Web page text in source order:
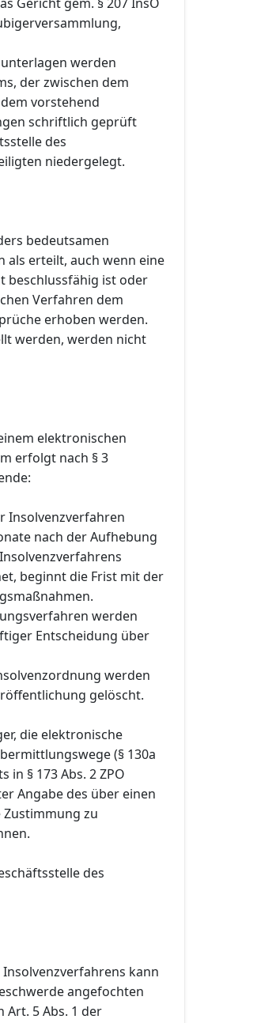
werden
der zwischen dem
vorstehend
schriftlich geprüft
des
niedergelegt.
bedeutsamen
als erteilt, auch wenn eine
beschlussfähig ist oder
Verfahren dem
erhoben werden.
werden, werden nicht
elektronischen
erfolgt nach § 3
Insolvenzverfahren
nach der Aufhebung
beginnt die Frist mit der
werden
Entscheidung über
werden
gelöscht.
die elektronische
(§ 130a
§ 173 Abs. 2 ZPO
Angabe des über einen
zu
des
kann
angefochten
Art. 5 Abs. 1 der